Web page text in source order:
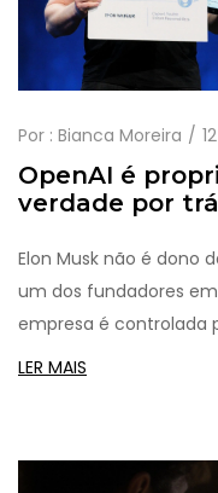
Por : Bianca Moreira
OpenAI é
verdade por
Elon Musk não é dono
um dos fundadores em
empresa é controlada
Saiba por que esse
LER MAIS